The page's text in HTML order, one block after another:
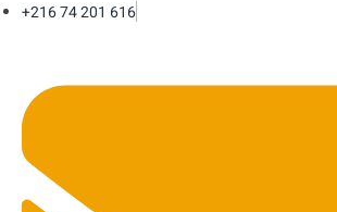
+216 74 201 616